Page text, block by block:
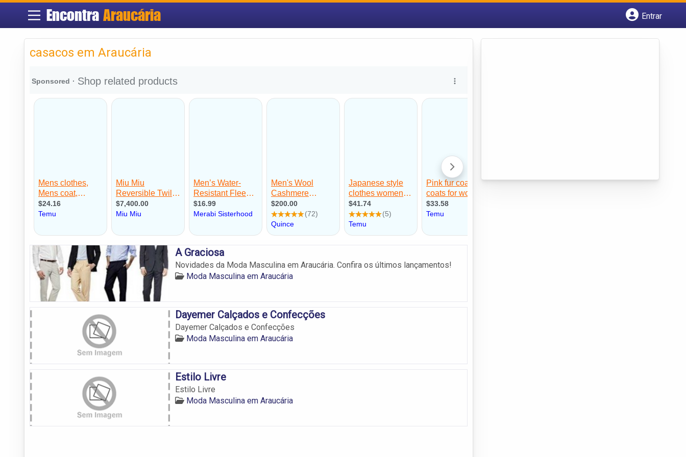
Encontra Araucária
Entrar
casacos em Araucária
A Graciosa
Novidades da Moda Masculina em Araucária. Confira os últimos lançamentos!
Moda Masculina em Araucária
Dayemer Calçados e Confecções
Dayemer Calçados e Confecções
Moda Masculina em Araucária
Estilo Livre
Estilo Livre
Moda Masculina em Araucária